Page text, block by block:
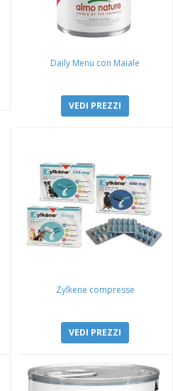
Daily Menu con Maiale
VEDI PREZZI
Zylkene compresse
VEDI PREZZI